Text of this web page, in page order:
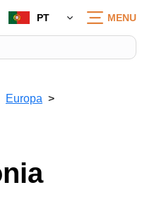
PT MENU
Europa